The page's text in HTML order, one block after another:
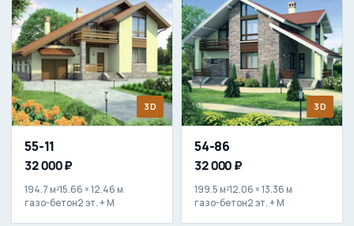
3D
55-11
32 000 ₽
194.7 м²15.66 × 12.46 м
газо-бетон2 эт. + М
3D
54-86
32 000 ₽
199.5 м²12.06 × 13.36 м
газо-бетон2 эт. + М